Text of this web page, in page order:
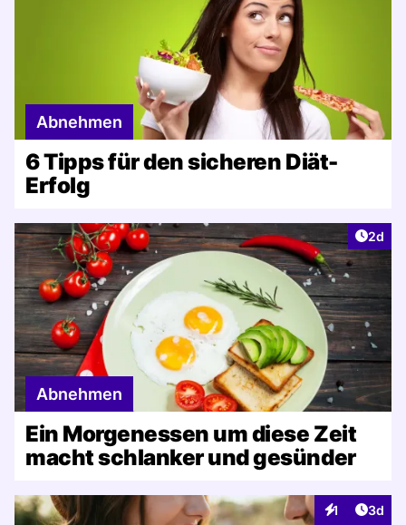
Abnehmen
6 Tipps für den sicheren Diät-
Erfolg
2d
Abnehmen
Ein Morgenessen um diese Zeit
macht schlanker und gesünder
1
Interaktionen
3d